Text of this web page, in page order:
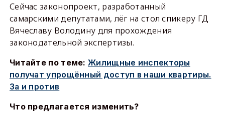
Сейчас законопроект, разработанный
самарскими депутатами, лёг на стол спикеру ГД
Вячеславу Володину для прохождения
законодательной экспертизы.
Читайте по теме:Жилищные инспекторы
получат упрощённый доступ в наши квартиры.
За и против
Что предлагается изменить?